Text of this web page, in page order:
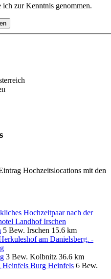
ich zur Kenntnis genommen.
Hochzeitslocations mit den
5 Bew. Irschen 15.6 km
3 Bew. Kolbnitz 36.6 km
Burg Heinfels 6 Bew.